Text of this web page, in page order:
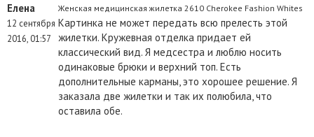
Елена
12 сентября
2016, 01:57
Женская медицинская жилетка 2610 Cherokee Fashion Whites
Картинка не может передать всю прелесть этой
жилетки. Кружевная отделка придает ей
классический вид. Я медсестра и люблю носить
одинаковые брюки и верхний топ. Есть
дополнительные карманы, это хорошее решение. Я
заказала две жилетки и так их полюбила, что
оставила обе.